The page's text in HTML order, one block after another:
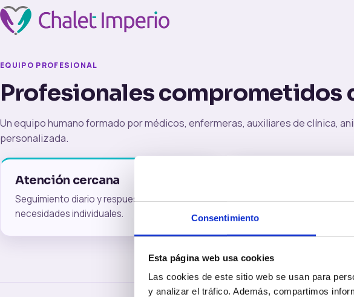
Consentimiento
Esta página web usa cookies
Las cookies de este sitio web se usan para
y analizar el tráfico. Además, compartimos
EQUIPO PROFESIONAL
Profesionales comprometidos
Un equipo humano formado por médicos, enfermeras, auxiliares de clínica,
personalizada.
Atención cercana
Seguimiento diario y respuesta rápida ante
necesidades individuales.
Trabajo coordinado
estabilidad clínica,